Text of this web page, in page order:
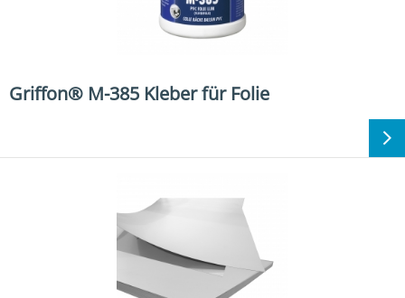
Griffon® M-385 Kleber für Folie